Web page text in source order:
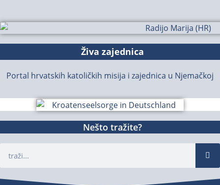
Živa zajednica
Portal hrvatskih katoličkih misija i zajednica u Njemačkoj
Nešto tražite?